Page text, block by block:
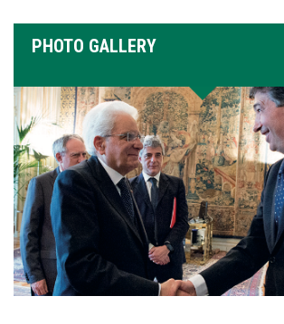
PHOTO GALLERY